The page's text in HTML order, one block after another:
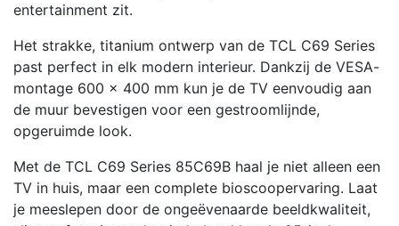
entertainment zit.
Het strakke, titanium ontwerp van de TCL C69 Series
past perfect in elk modern interieur. Dankzij de VESA-
montage 600 x 400 mm kun je de TV eenvoudig aan
de muur bevestigen voor een gestroomlijnde,
opgeruimde look.
Met de TCL C69 Series 85C69B haal je niet alleen een
TV in huis, maar een complete bioscoopervaring. Laat
je meeslepen door de ongeëvenaarde beeldkwaliteit,